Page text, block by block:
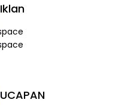
Iklan
UCAPAN